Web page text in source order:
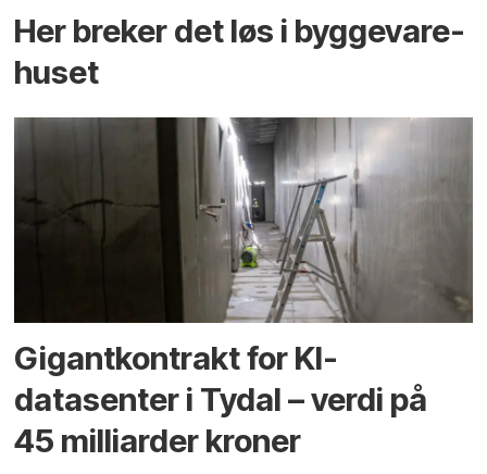
Her breker det løs i bygge­vare­
huset
Gigantkontrakt for KI-
datasenter i Tydal – verdi på
45 milliarder kroner